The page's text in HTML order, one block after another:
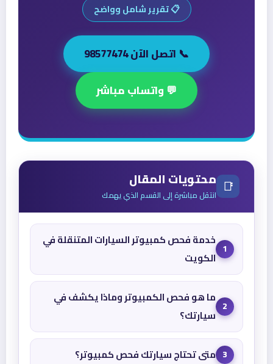
📋 تقرير شامل وواضح
📞 اتصل الآن 98577474
💬 واتساب مباشر
📑 محتويات المقال
انتقل مباشرة إلى القسم الذي يهمك
1
خدمة فحص كمبيوتر السيارات المتنقلة في
الكويت
2
ما هو فحص الكمبيوتر وماذا يكشف في
سيارتك؟
3 متى تحتاج سيارتك فحص كمبيوتر؟